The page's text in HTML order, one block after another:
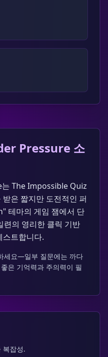
Pressure 소
The Impossible Quiz
은 짧지만 도전적인 퍼
테마의 게임 잼에서 단
련의 영리한 클릭 기반
스트합니다.
세요—일부 질문에는 까다
은 기억력과 주의력이 필
복잡성.